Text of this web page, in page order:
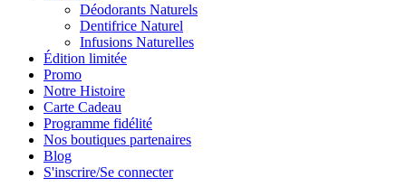
Déodorants Naturels
Dentifrice Naturel
Infusions Naturelles
Édition limitée
Promo
Notre Histoire
Carte Cadeau
Programme fidélité
Nos boutiques partenaires
Blog
S'inscrire/Se connecter